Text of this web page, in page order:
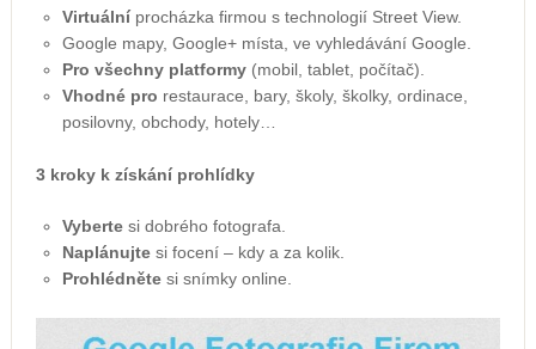
Virtuálníprocházka firmou s technologií Street View.
Google mapy, Google+ místa, ve vyhledávání Google.
Pro všechny platformy(mobil, tablet, počítač).
Vhodné pro restaurace, bary, školy, školky, ordinace,
posilovny, obchody, hotely…
3 kroky k získání prohlídky
Vybertesi dobrého fotografa.
Naplánujtesi focení – kdy a za kolik.
Prohlédnětesi snímky online.